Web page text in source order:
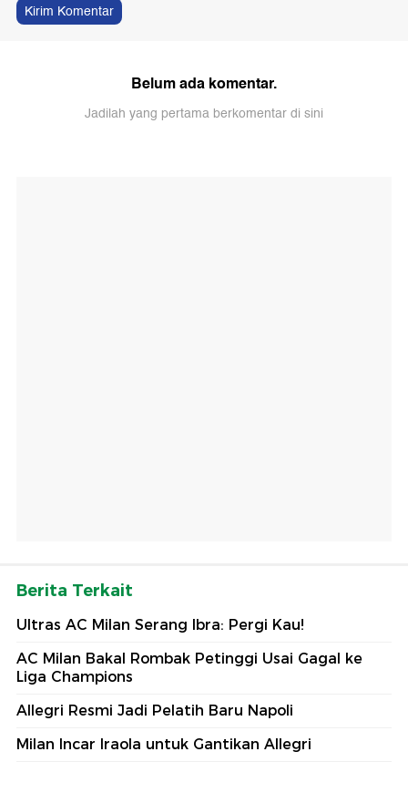
Kirim Komentar
Belum ada komentar.
Jadilah yang pertama berkomentar di sini
Berita Terkait
Ultras AC Milan Serang Ibra: Pergi Kau!
AC Milan Bakal Rombak Petinggi Usai Gagal ke
Liga Champions
Allegri Resmi Jadi Pelatih Baru Napoli
Milan Incar Iraola untuk Gantikan Allegri